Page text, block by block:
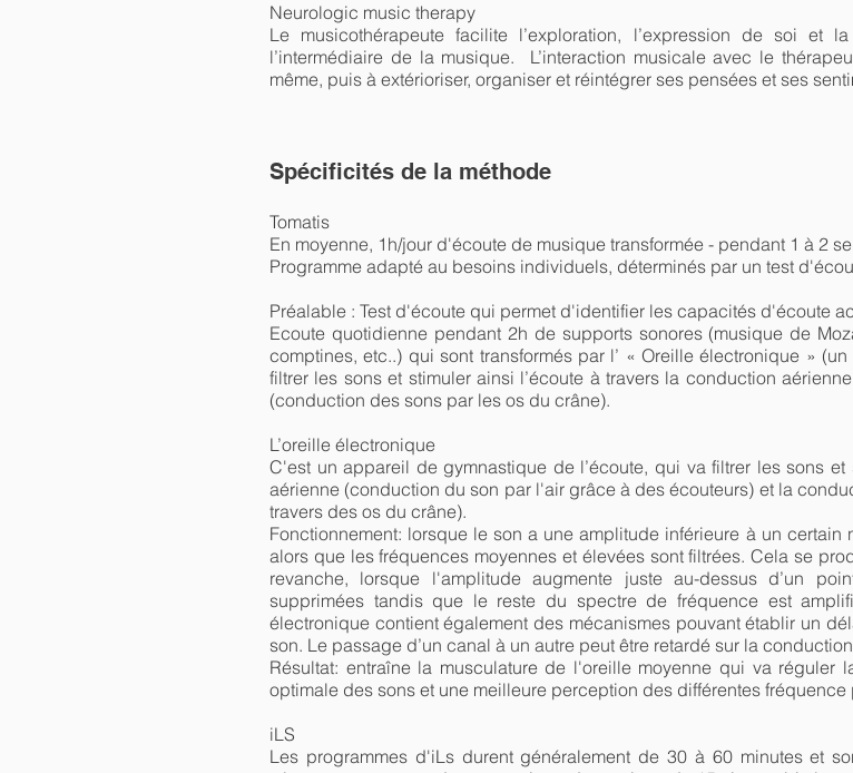
Neurologic music therapy
Le musicothérapeute facilite l’exploration, l’expression de soi et
l’intermédiaire de la musique. L’interaction musicale avec le
même, puis à extérioriser, organiser et réintégrer ses pensées et ses
Spécificités de la méthode
Tomatis
En moyenne, 1h/jour d'écoute de musique transformée - pendant 1 à 2
Programme adapté au besoins individuels, déterminés par un test
Préalable : Test d'écoute qui permet d'identifier les capacités d'écoute
Ecoute quotidienne pendant 2h de supports sonores (musique de
comptines, etc..) qui sont transformés par l’ « Oreille électronique »
filtrer les sons et stimuler ainsi l’écoute à travers la conduction
(conduction des sons par les os du crâne).
L’oreille électronique
C'est un appareil de gymnastique de l’écoute, qui va filtrer les sons
aérienne (conduction du son par l'air grâce à des écouteurs) et la
travers des os du crâne).
Fonctionnement: lorsque le son a une amplitude inférieure à un
alors que les fréquences moyennes et élevées sont filtrées. Cela se
revanche, lorsque l'amplitude augmente juste au-dessus d’un
supprimées tandis que le reste du spectre de fréquence est
électronique contient également des mécanismes pouvant établir un
son. Le passage d’un canal à un autre peut être retardé sur la
Résultat: entraîne la musculature de l'oreille moyenne qui va réguler
optimale des sons et une meilleure perception des différentes fréquence
iLS
Les programmes d'iLs durent généralement de 30 à 60 minutes et